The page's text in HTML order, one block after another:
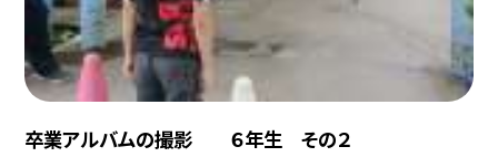
卒業アルバムの撮影 ６年生 その２